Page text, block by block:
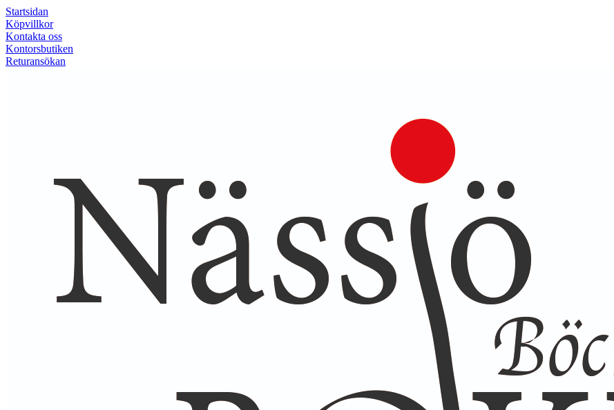
Startsidan
Köpvillkor
Kontakta oss
Kontorsbutiken
Returansökan